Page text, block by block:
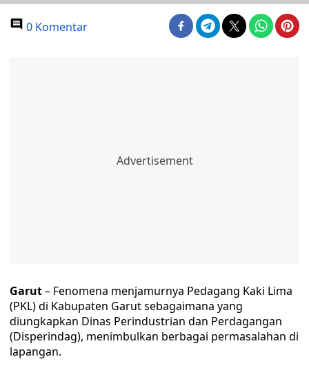
0 Komentar
Garut– Fenomena menjamurnya Pedagang Kaki Lima
(PKL) di Kabupaten Garut sebagaimana yang
diungkapkan Dinas Perindustrian dan Perdagangan
(Disperindag), menimbulkan berbagai permasalahan di
lapangan.